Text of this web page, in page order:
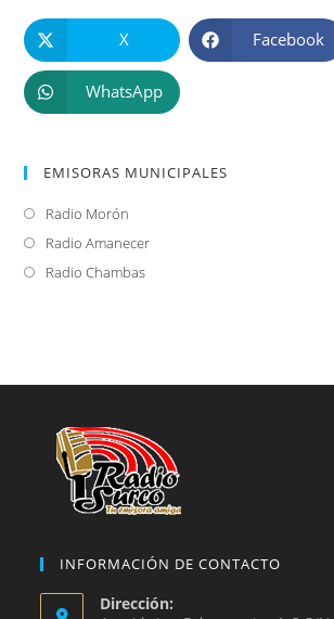
X Facebook
WhatsApp
EMISORAS MUNICIPALES
Radio Morón
abre
en
Radio AmanecerSe
Radio ChambasSe
nueva
INFORMACIÓN DE CONTACTO
Dirección: